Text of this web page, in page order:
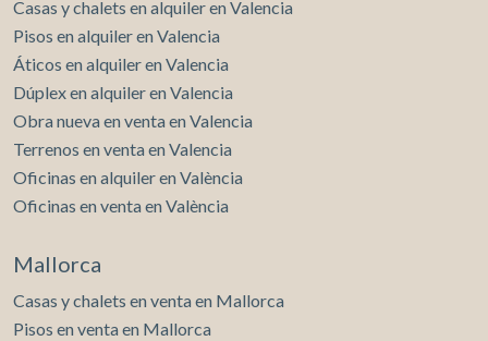
Casas y chalets en alquiler en Valencia
Pisos en alquiler en Valencia
Áticos en alquiler en Valencia
Dúplex en alquiler en Valencia
Obra nueva en venta en Valencia
Terrenos en venta en Valencia
Oficinas en alquiler en València
Oficinas en venta en València
Mallorca
Casas y chalets en venta en Mallorca
Pisos en venta en Mallorca